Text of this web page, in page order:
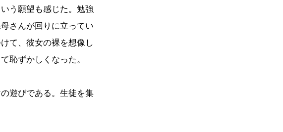
う願望も感じた。勉強
さんが回りに立ってい
て、彼女の裸を想像し
恥ずかしくなった。
遊びである。生徒を集